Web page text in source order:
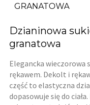
GRANATOWA
Dzianinowa
granatowa
Elegancka wieczorowa
rękawem. Dekolt i
część to elastyczna
dopasowuje się do